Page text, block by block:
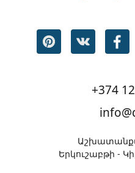
+374
Երկուշաբթի -